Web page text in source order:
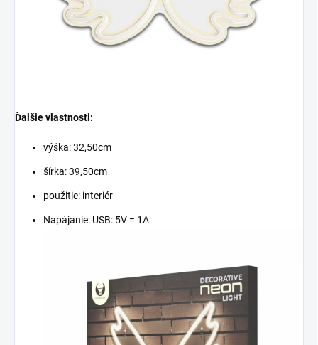
Ďalšie vlastnosti:
výška: 32,50cm
šírka: 39,50cm
použitie: interiér
Napájanie: USB: 5V = 1A